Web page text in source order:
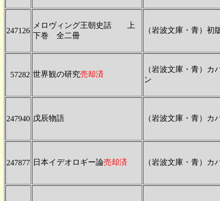
247126
メロヴィング王朝史話 上
下巻 全二冊
（岩波文庫・青）初
57282 世界観の研究売却済
（岩波文庫・青）カ
ン
247940 戊辰物語 （岩波文庫・青）カ
247877 日本イデオロギー論売却済 （岩波文庫・青）カ